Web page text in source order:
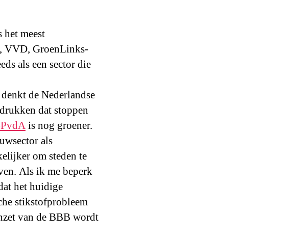
meest
VVD, GroenLinks-
als een sector die
denkt de Nederlandse
dat stoppen
is nog groener.
als
om steden te
Als ik me beperk
het huidige
stikstofprobleem
van de BBB wordt